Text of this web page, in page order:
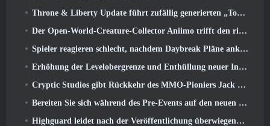
Throne & Liberty Update führt zufällig generierten „Tower of Greed“ ein
Der Open-World-Creature-Collector Aniimo trifft den richtigen Ton
Spieler reagieren schlecht, nachdem Daybreak Pläne ankündigt, Roadmaps für EverQuest und EQ2 zu überspringen
Erhöhung der Levelobergrenze und Enthüllung neuer Inhalte in Phantasy Star Online 2: NGS Headline Wave Stream
Cryptic Studios gibt Rückkehr des MMO-Pioniers Jack Emmert als CEO bekannt
Bereiten Sie sich während des Pre-Events auf den neuen Speed-Server von MU Online vor
Highguard leidet nach der Veröffentlichung überwiegend unter negativen Bewertungen